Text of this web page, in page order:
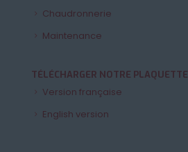
Chaudronnerie
Maintenance
TÉLÉCHARGER NOTRE PLAQUETTE
Version française
English version